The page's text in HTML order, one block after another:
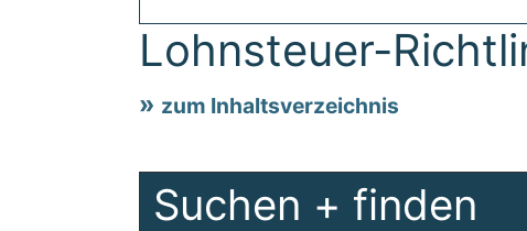
Lohnsteuer-
zum Inhaltsverzeichnis
Suchen + finden